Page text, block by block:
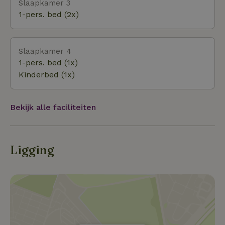
Slaapkamer 3
1-pers. bed (2x)
Slaapkamer 4
1-pers. bed (1x)
Kinderbed (1x)
Bekijk alle faciliteiten
Ligging